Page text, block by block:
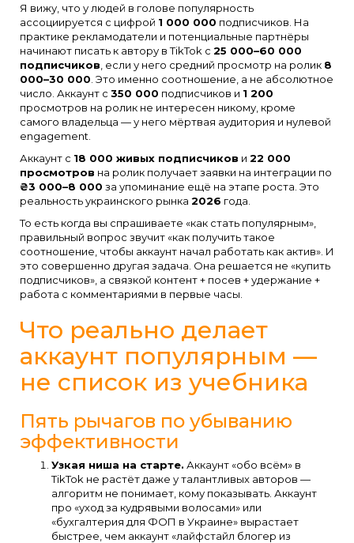
Я вижу, что у людей в голове популярность
ассоциируется с цифрой 1 000 000 подписчиков. На
практике рекламодатели и потенциальные партнёры
начинают писать к автору в TikTok с 25 000–60 000
подписчиков , если у него средний просмотр на ролик 8
000–30 000 . Это именно соотношение, а не абсолютное
число. Аккаунт с 350 000 подписчиков и 1 200
просмотров на ролик не интересен никому, кроме
самого владельца — у него мёртвая аудитория и нулевой
engagement.
Аккаунт с 18 000 живых подписчиков и 22 000
просмотров на ролик получает заявки на интеграции по
₴3 000–8 000 за упоминание ещё на этапе роста. Это
реальность украинского рынка 2026 года.
То есть когда вы спрашиваете «как стать популярным»,
правильный вопрос звучит «как получить такое
соотношение, чтобы аккаунт начал работать как актив». И
это совершенно другая задача. Она решается не «купить
подписчиков», а связкой контент + посев + удержание +
работа с комментариями в первые часы.
Что реально делает
аккаунт популярным —
не список из учебника
Пять рычагов по убыванию
эффективности
Узкая ниша на старте. Аккаунт «обо всём» в
TikTok не растёт даже у талантливых авторов —
алгоритм не понимает, кому показывать. Аккаунт
про «уход за кудрявыми волосами» или
«бухгалтерия для ФОП в Украине» вырастает
быстрее, чем аккаунт «лайфстайл блогер из